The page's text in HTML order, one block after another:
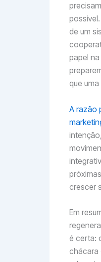
de um
papel
que
A razão
crescer
Em
é certa:
chácara